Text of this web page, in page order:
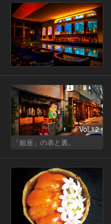
Vol.12
「銀座」の表と裏。